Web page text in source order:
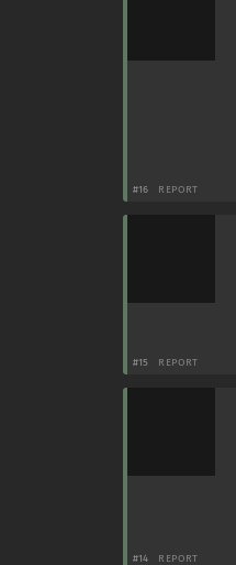
#16 REPORT
#15 REPORT
#14 REPORT